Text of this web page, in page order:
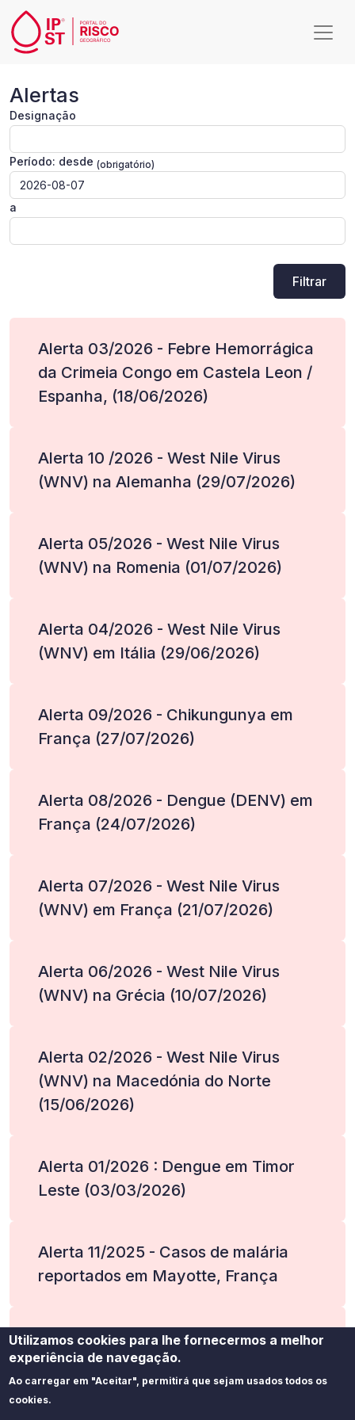
Passar para o conteúdo principal
Alertas
Designação
Período: desde
a
Filtrar
Alerta 03/2026 - Febre Hemorrágica
da Crimeia Congo em Castela Leon /
Espanha, (18/06/2026)
Alerta 10 /2026 - West Nile Virus
(WNV) na Alemanha (29/07/2026)
Alerta 05/2026 - West Nile Virus
(WNV) na Romenia (01/07/2026)
Alerta 04/2026 - West Nile Virus
(WNV) em Itália (29/06/2026)
Alerta 09/2026 - Chikungunya em
França (27/07/2026)
Alerta 08/2026 - Dengue (DENV) em
França (24/07/2026)
Alerta 07/2026 - West Nile Virus
(WNV) em França (21/07/2026)
Alerta 06/2026 - West Nile Virus
(WNV) na Grécia (10/07/2026)
Alerta 02/2026 - West Nile Virus
(WNV) na Macedónia do Norte
(15/06/2026)
Alerta 01/2026 : Dengue em Timor
Leste (03/03/2026)
Alerta 11/2025 - Casos de malária
reportados em Mayotte, França
Alerta 02/2025 - Chikungunya no
Brasil (12/06/2024)
Utilizamos cookies para lhe fornecermos a melhor
experiência de navegação.
Ao carregar em "Aceitar", permitirá que sejam usados todos os
cookies.